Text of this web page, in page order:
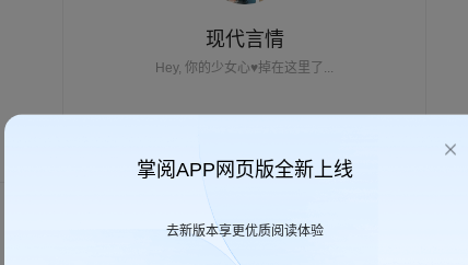
现代言情
Hey, 你的少女心♥掉在这里了...
掌阅APP网页版全新上线
去新版本享更优质阅读体验